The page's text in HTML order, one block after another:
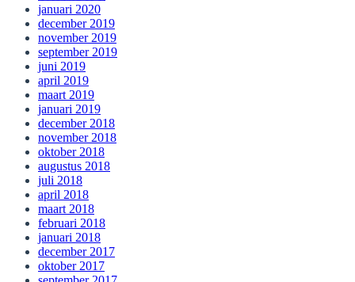
januari 2020
december 2019
november 2019
september 2019
juni 2019
april 2019
maart 2019
januari 2019
december 2018
november 2018
oktober 2018
augustus 2018
juli 2018
april 2018
maart 2018
februari 2018
januari 2018
december 2017
oktober 2017